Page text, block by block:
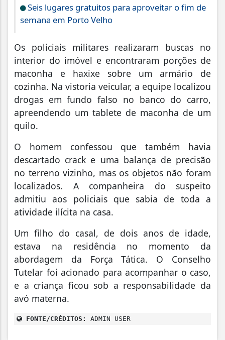
Seis lugares gratuitos para aproveitar o fim de
semana em Porto Velho
Os policiais militares realizaram buscas no
interior do imóvel e encontraram porções de
maconha e haxixe sobre um armário de
cozinha. Na vistoria veicular, a equipe localizou
drogas em fundo falso no banco do carro,
apreendendo um tablete de maconha de um
quilo.
O homem confessou que também havia
descartado crack e uma balança de precisão
no terreno vizinho, mas os objetos não foram
localizados. A companheira do suspeito
admitiu aos policiais que sabia de toda a
atividade ilícita na casa.
Um filho do casal, de dois anos de idade,
estava na residência no momento da
abordagem da Força Tática. O Conselho
Tutelar foi acionado para acompanhar o caso,
e a criança ficou sob a responsabilidade da
avó materna.
FONTE/CRÉDITOS: ADMIN USER